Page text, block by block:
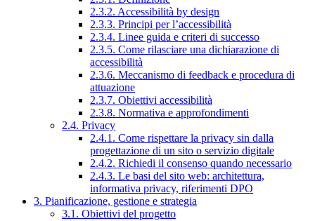
2.3.2. Accessibilità by design
2.3.3. Principi per l’accessibilità
2.3.4. Linee guida e criteri di successo
2.3.5. Come rilasciare una dichiarazione di
accessibilità
2.3.6. Meccanismo di feedback e procedura di
attuazione
2.3.7. Obiettivi accessibilità
2.3.8. Normativa e approfondimenti
2.4. Privacy
2.4.1. Come rispettare la privacy sin dalla
progettazione di un sito o servizio digitale
2.4.2. Richiedi il consenso quando necessario
2.4.3. Le basi del sito web: architettura,
informativa privacy, riferimenti DPO
3. Pianificazione, gestione e strategia
3.1. Obiettivi del progetto